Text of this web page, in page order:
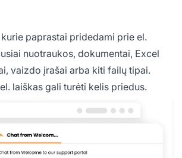
paprastai pridedami prie el.
nuotraukos, dokumentai, Excel
vaizdo įrašai arba kiti failų tipai.
laiškas gali turėti kelis priedus.